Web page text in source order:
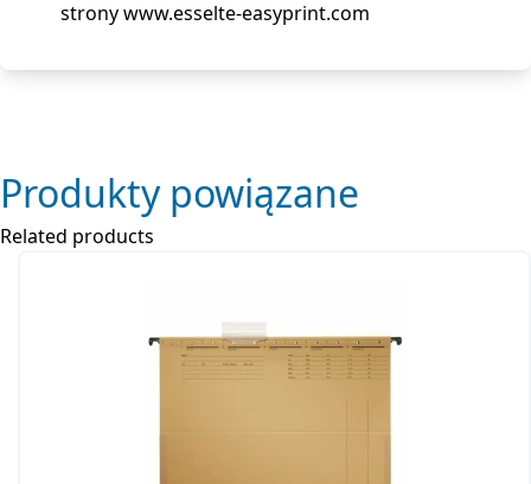
strony www.esselte-easyprint.com
Produkty powiązane
Related products